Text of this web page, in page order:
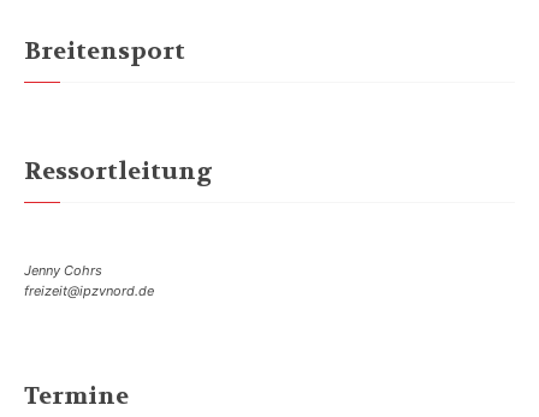
Breitensport
Ressortleitung
Jenny Cohrs
freizeit@ipzvnord.de
Termine